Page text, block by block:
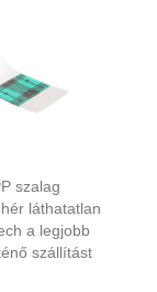
szalag
láthatatlan
a legjobb
szállítást